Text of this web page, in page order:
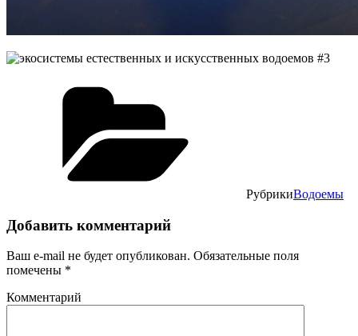
РубрикиВодоемы
Добавить комментарий
Ваш e-mail не будет опубликован. Обязательные поля
помечены *
Комментарий